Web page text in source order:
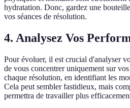
hydratation. Donc, gardez une
vos séances de résolution.
4. Analysez Vos
Pour évoluer, il est crucial d'analyser
de vous concentrer uniquement sur
chaque résolution, en identifiant les
Cela peut sembler fastidieux, mais
permettra de travailler plus